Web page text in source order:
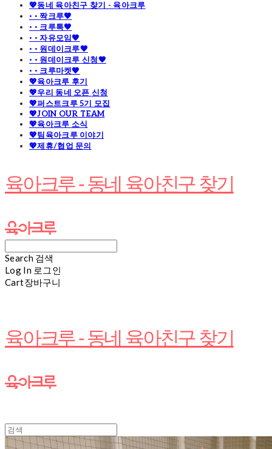
💖동네 육아친구 찾기 - 육아크루
· · 짝크루🧡
· · 크루톡🧡
· · 자유모임🧡
· · 원데이크루🧡
· · 원데이크루 신청🧡
· · 크루마켓🧡
💖육아크루 후기
💖우리 동네 오픈 신청
💖퍼스트크루 5기 모집
💖JOIN OUR TEAM
💖육아크루 소식
💖팀육아크루 이야기
💖제휴/협업 문의
육아크루 - 동네 육아친구 찾기
Search 검색
Log In 로그인
Cart장바구니
육아크루 - 동네 육아친구 찾기